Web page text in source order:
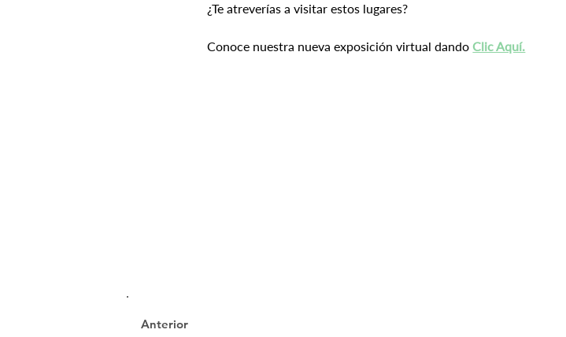
¿Te atreverías a visitar estos lugares?
Conoce nuestra nueva exposición virtual dando Clic Aquí.
Anterior